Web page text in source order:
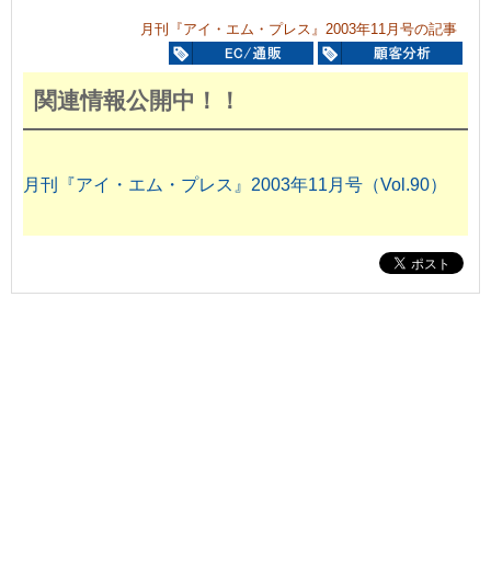
月刊『アイ・エム・プレス』2003年11月号の記事
関連情報公開中！！
月刊『アイ・エム・プレス』2003年11月号（Vol.90）